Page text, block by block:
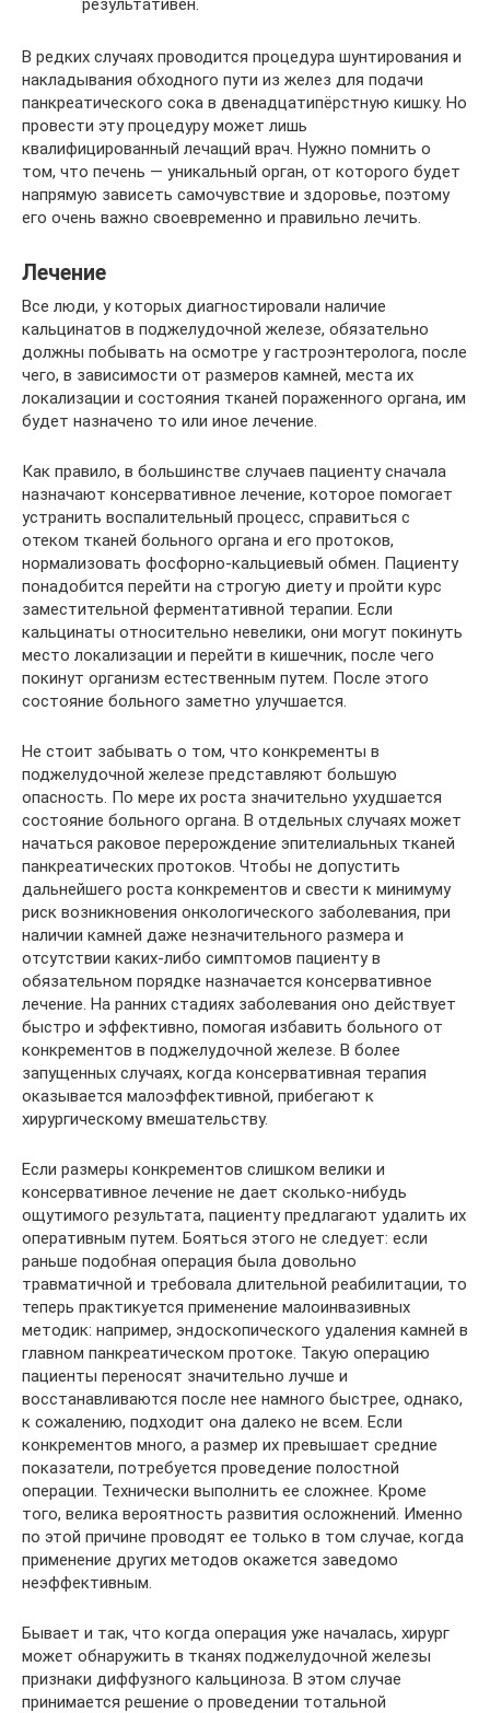
В редких случаях проводится процедура шунтирования и
накладывания обходного пути из желез для подачи
панкреатического сока в двенадцатипёрстную кишку. Но
провести эту процедуру может лишь
квалифицированный лечащий врач. Нужно помнить о
том, что печень — уникальный орган, от которого будет
напрямую зависеть самочувствие и здоровье, поэтому
его очень важно своевременно и правильно лечить.
Лечение
Все люди, у которых диагностировали наличие
кальцинатов в поджелудочной железе, обязательно
должны побывать на осмотре у гастроэнтеролога, после
чего, в зависимости от размеров камней, места их
локализации и состояния тканей пораженного органа, им
будет назначено то или иное лечение.
Как правило, в большинстве случаев пациенту сначала
назначают консервативное лечение, которое помогает
устранить воспалительный процесс, справиться с
отеком тканей больного органа и его протоков,
нормализовать фосфорно-кальциевый обмен. Пациенту
понадобится перейти на строгую диету и пройти курс
заместительной ферментативной терапии. Если
кальцинаты относительно невелики, они могут покинуть
место локализации и перейти в кишечник, после чего
покинут организм естественным путем. После этого
состояние больного заметно улучшается.
Не стоит забывать о том, что конкременты в
поджелудочной железе представляют большую
опасность. По мере их роста значительно ухудшается
состояние больного органа. В отдельных случаях может
начаться раковое перерождение эпителиальных тканей
панкреатических протоков. Чтобы не допустить
дальнейшего роста конкрементов и свести к минимуму
риск возникновения онкологического заболевания, при
наличии камней даже незначительного размера и
отсутствии каких-либо симптомов пациенту в
обязательном порядке назначается консервативное
лечение. На ранних стадиях заболевания оно действует
быстро и эффективно, помогая избавить больного от
конкрементов в поджелудочной железе. В более
запущенных случаях, когда консервативная терапия
оказывается малоэффективной, прибегают к
хирургическому вмешательству.
Если размеры конкрементов слишком велики и
консервативное лечение не дает сколько-нибудь
ощутимого результата, пациенту предлагают удалить их
оперативным путем. Бояться этого не следует: если
раньше подобная операция была довольно
травматичной и требовала длительной реабилитации, то
теперь практикуется применение малоинвазивных
методик: например, эндоскопического удаления камней в
главном панкреатическом протоке. Такую операцию
пациенты переносят значительно лучше и
восстанавливаются после нее намного быстрее, однако,
к сожалению, подходит она далеко не всем. Если
конкрементов много, а размер их превышает средние
показатели, потребуется проведение полостной
операции. Технически выполнить ее сложнее. Кроме
того, велика вероятность развития осложнений. Именно
по этой причине проводят ее только в том случае, когда
применение других методов окажется заведомо
неэффективным.
Бывает и так, что когда операция уже началась, хирург
может обнаружить в тканях поджелудочной железы
признаки диффузного кальциноза. В этом случае
принимается решение о проведении тотальной